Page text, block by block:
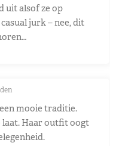
uit alsof ze op
jurk – nee, dit
mooie traditie.
laat. Haar outfit oogt